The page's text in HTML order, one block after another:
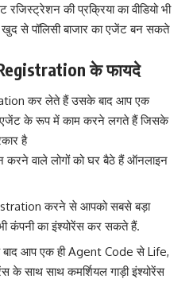
रजिस्ट्रेशन की प्रक्रिया का वीडियो भी
से पॉलिसी बाजार का एजेंट बन सकते
के फायदे
कर लेते हैं उसके बाद आप एक
के रूप में काम करने लगते हैं जिसके
है
करने वाले लोगों को घर बैठे हैं ऑनलाइन
करने से आपको सबसे बड़ा
कंपनी का इंश्योरेंस कर सकते हैं.
बाद आप एक ही Agent Code से Life,
के साथ साथ कमर्शियल गाड़ी इंश्योरेंस